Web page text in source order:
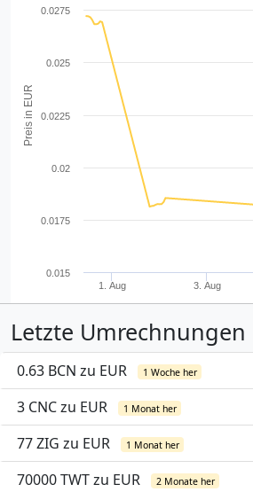
Preis in EUR
1. Aug 3. Aug
0.015
0.0175
0.02
0.0225
0.025
0.0275
Letzte Umrechnungen
0.63 BCN zu EUR 1 Woche her
3 CNC zu EUR 1 Monat her
77 ZIG zu EUR 1 Monat her
70000 TWT zu EUR 2 Monate her